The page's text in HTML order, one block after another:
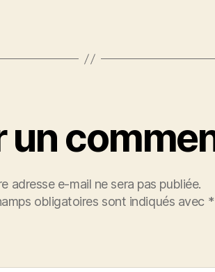
un
adresse e-mail ne sera pas publiée.
obligatoires sont indiqués avec *